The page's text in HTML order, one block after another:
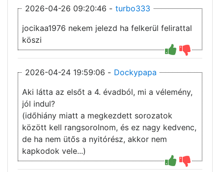
2026-04-26 09:20:46 - turbo333
jocikaa1976 nekem jelezd ha felkerül felirattal
köszi
2026-04-24 19:59:06 - Dockypapa
Aki látta az elsőt a 4. évadból, mi a vélemény,
jól indul?
(időhiány miatt a megkezdett sorozatok
között kell rangsorolnom, és ez nagy kedvenc,
de ha nem ütős a nyitórész, akkor nem
kapkodok vele...)